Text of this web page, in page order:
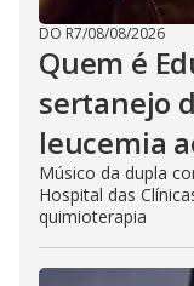
DO R7/08/08/2026
Quem é
sertanejo
leucemia
Músico da dupla
Hospital das
quimioterapia